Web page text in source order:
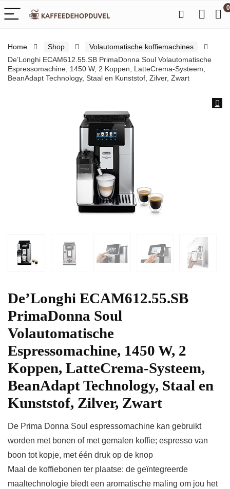
0
Home Shop
Volautomatische koffiemachines
De’Longhi ECAM612.55.SB PrimaDonna Soul Volautomatische
Espressomachine, 1450 W, 2 Koppen, LatteCrema-Systeem,
BeanAdapt Technology, Staal en Kunststof, Zilver, Zwart
De’Longhi ECAM612.55.SB
PrimaDonna Soul
Volautomatische
Espressomachine, 1450 W, 2
Koppen, LatteCrema-Systeem,
BeanAdapt Technology, Staal en
Kunststof, Zilver, Zwart
De Prima Donna Soul espressomachine kan gebruikt
worden met bonen of met gemalen koffie; espresso van
boon tot kopje, met één druk op de knop
Maal de koffiebonen ter plaatse: de geïntegreerde
maaltechnologie biedt een aromatische maling om jou het